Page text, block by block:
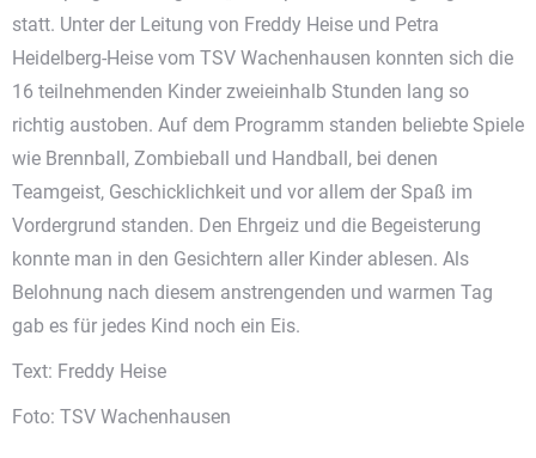
statt. Unter der Leitung von Freddy Heise und Petra
Heidelberg-Heise vom TSV Wachenhausen konnten sich die
16 teilnehmenden Kinder zweieinhalb Stunden lang so
richtig austoben. Auf dem Programm standen beliebte Spiele
wie Brennball, Zombieball und Handball, bei denen
Teamgeist, Geschicklichkeit und vor allem der Spaß im
Vordergrund standen. Den Ehrgeiz und die Begeisterung
konnte man in den Gesichtern aller Kinder ablesen. Als
Belohnung nach diesem anstrengenden und warmen Tag
gab es für jedes Kind noch ein Eis.
Text: Freddy Heise
Foto: TSV Wachenhausen